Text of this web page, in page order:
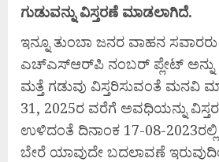
ಗುಡುವನ್ನು ವಿಸ್ತರಣೆ ಮಾಡಲಾಗಿದೆ.
ಇನ್ನೂ ತುಂಬಾ ಜನರ ವಾಹನ
ಎಚ್‌ಎಸ್‌ಆರ್‌ಪಿ ನಂಬರ್ ಪ್ಲೇಟ್ ಅನ್ನು
ಮತ್ತೆ ಗಡುವು ವಿಸ್ತರಿಸುವಂತೆ ಮನವಿ
31, 2025ರ ವರೆಗೆ ಅವಧಿಯನ್ನು
ಉಳಿದಂತೆ ದಿನಾಂಕ 17-08-
ಬೇರೆ ಯಾವುದೇ ಬದಲಾವಣೆ